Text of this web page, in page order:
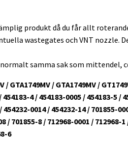
produkt då du får allt
wastegates och VNT nozzle.
samma sak som mittendel,
GTA1749MV / GTA1749MV /
4 / 454183-0005 / 454183-5 /
0014 / 454232-14 / 701855-
/ 701855-8 / 712968-0001 /
6